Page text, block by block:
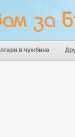
в чужбина